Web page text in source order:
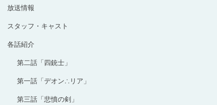
放送情報
スタッフ・キャスト
各話紹介
第二話「四銃士」
第一話「デオン∴リア」
第三話「悲憤の剣」